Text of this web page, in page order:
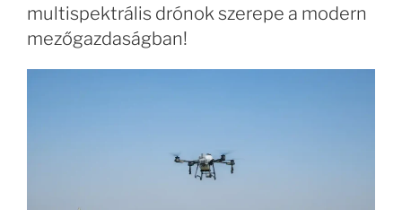
multispektrális drónok szerepe a modern
mezőgazdaságban!